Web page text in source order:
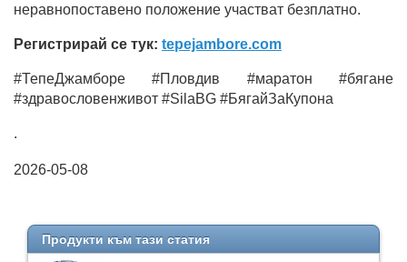
неравнопоставено положение участват безплатно.
Регистрирай се тук: tepejambore.com
#ТепеДжамборе #Пловдив #маратон #бягане
#здравословенживот #SilaBG #БягайЗаКупона
.
2026-05-08
Продукти към тази статия